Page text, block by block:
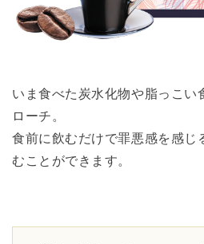
いま食べた炭水化物や脂っこい
ローチ。
食前に飲むだけで罪悪感を感じ
むことができます。